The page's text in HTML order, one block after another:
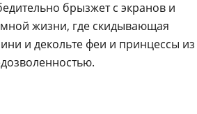
брызжет с экранов и
жизни, где скидывающая
и декольте феи и принцессы из